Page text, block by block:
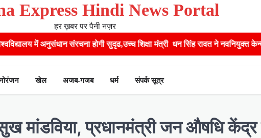
Express Hindi News Portal
हर ख़बर पर पैनी नज़र
सुदृढ,उच्च शिक्षा मंत्री धन सिंह रावत ने नवनियुक्त केन्द्रीय शिक्षा मंत्री से की
खेल अजब-गजब धर्म संपर्क सूत्र
मांडविया, प्रधानमंत्री जन औषधि केंद्र